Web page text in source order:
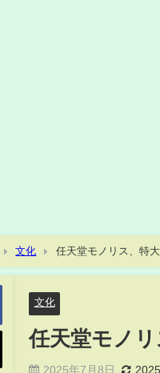
文化 任天堂モノリス、特大
文化
任天堂モノリ
2025年7月8日